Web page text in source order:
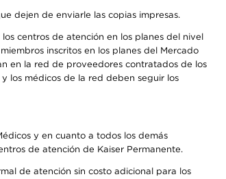
dejen de enviarle las copias impresas.
centros de atención en los planes del nivel
inscritos en los planes del Mercado
en la red de proveedores contratados de los
los médicos de la red deben seguir los
y en cuanto a todos los demás
de atención de Kaiser Permanente.
de atención sin costo adicional para los